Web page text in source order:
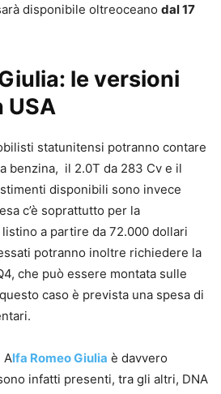
disponibile oltreoceano dal 17
le versioni
USA
statunitensi potranno contare
benzina, il 2.0T da 283 Cv e il
disponibili sono invece
c’è soprattutto per la
a partire da 72.000 dollari
potranno inoltre richiedere la
che può essere montata sulle
caso è prevista una spesa di
Alfa Romeo Giulia è davvero
infatti presenti, tra gli altri, DNA